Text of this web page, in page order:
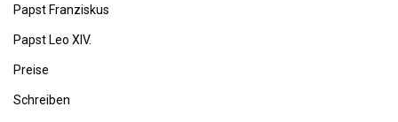
Papst Franziskus
Papst Leo XIV.
Preise
Schreiben